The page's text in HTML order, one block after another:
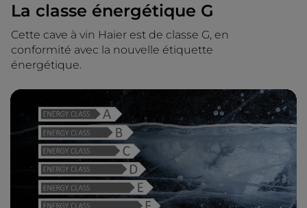
La classe énergétique G
Cette cave à vin Haier est de classe G, en
conformité avec la nouvelle étiquette
énergétique.